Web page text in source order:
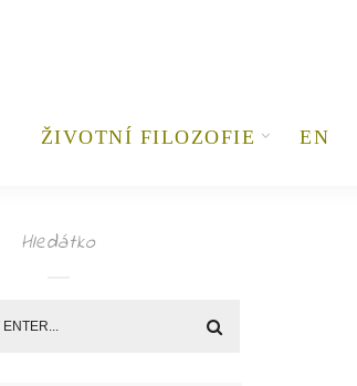
ŽIVOTNÍ FILOZOFIE EN
Hledátko